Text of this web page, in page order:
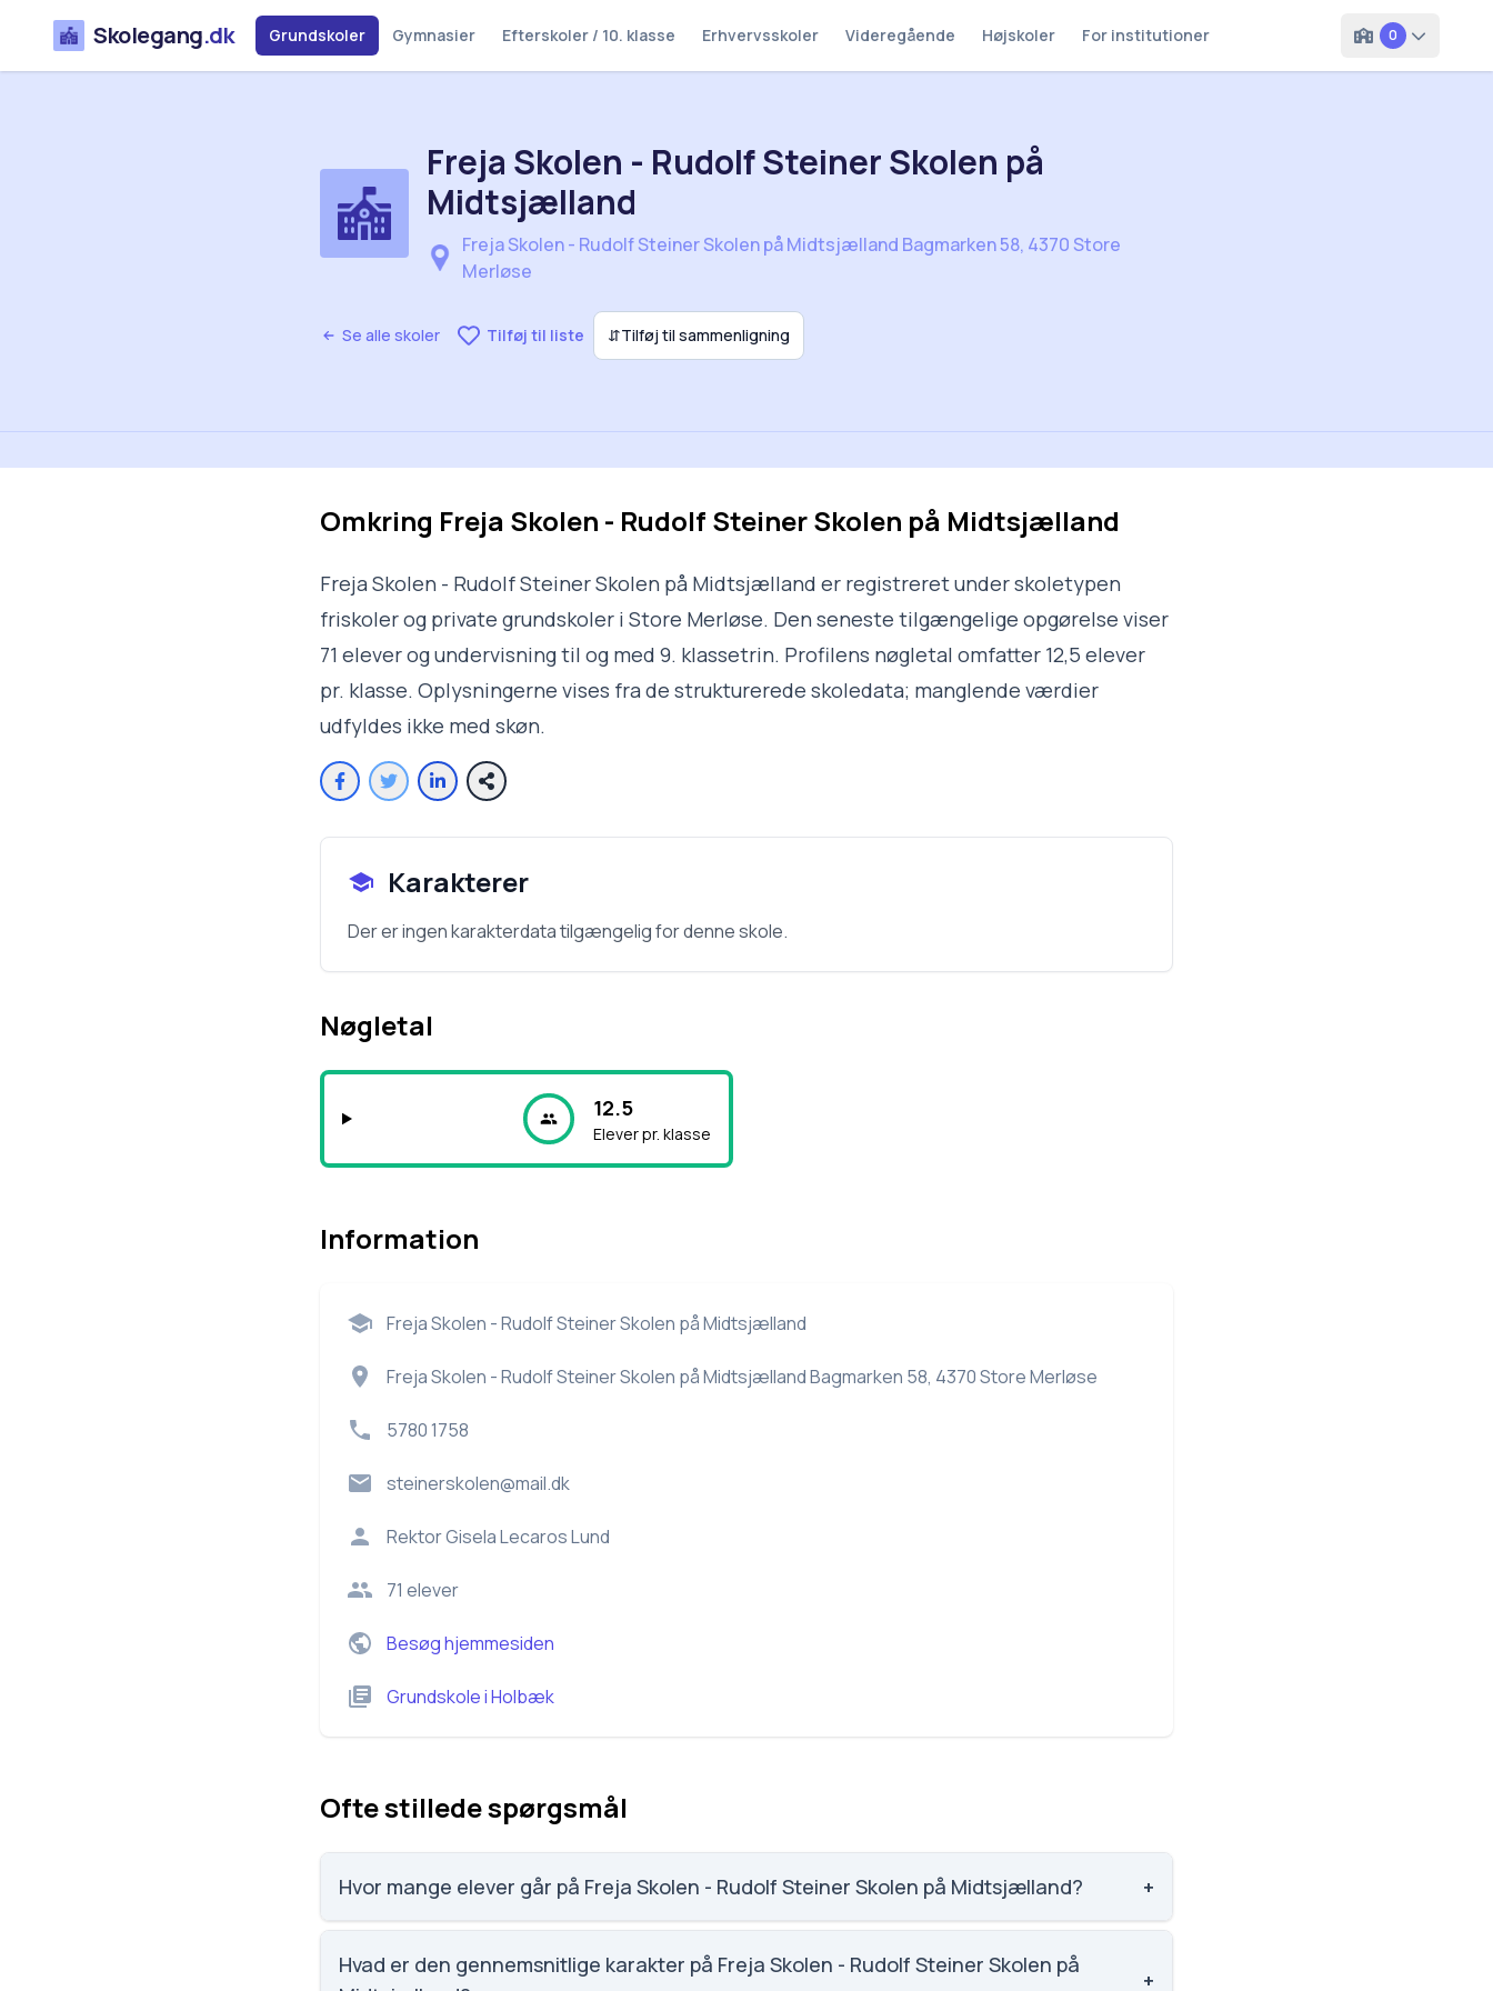
Skolegang.dk Grundskoler Gymnasier Efterskoler / 10. klasse Erhvervsskoler Videregående Højskoler For institutioner 0
Se alle skoler Tilføj til liste ⇵Tilføj til sammenligning
Freja Skolen - Rudolf Steiner Skolen på
Midtsjælland
Freja Skolen - Rudolf Steiner Skolen på Midtsjælland Bagmarken 58, 4370 Store
Merløse
Omkring Freja Skolen - Rudolf Steiner Skolen på Midtsjælland
Freja Skolen - Rudolf Steiner Skolen på Midtsjælland er registreret under skoletypen
friskoler og private grundskoler i Store Merløse. Den seneste tilgængelige opgørelse viser
71 elever og undervisning til og med 9. klassetrin. Profilens nøgletal omfatter 12,5 elever
pr. klasse. Oplysningerne vises fra de strukturerede skoledata; manglende værdier
udfyldes ikke med skøn.
Karakterer
Der er ingen karakterdata tilgængelig for denne skole.
Nøgletal
12.5
Elever pr. klasse
Information
Freja Skolen - Rudolf Steiner Skolen på Midtsjælland
Freja Skolen - Rudolf Steiner Skolen på Midtsjælland Bagmarken 58, 4370 Store Merløse
5780 1758
steinerskolen@mail.dk
RektorGisela Lecaros Lund
71 elever
Besøg hjemmesiden
GrundskoleiHolbæk
Ofte stillede spørgsmål
Hvor mange elever går på Freja Skolen - Rudolf Steiner Skolen på Midtsjælland? +
Freja Skolen - Rudolf Steiner Skolen på Midtsjælland har 71 elever, hvilket gør den til nummer 2057 ud
af 3143 skoler.
Hvad er den gennemsnitlige karakter på Freja Skolen - Rudolf Steiner Skolen på
+